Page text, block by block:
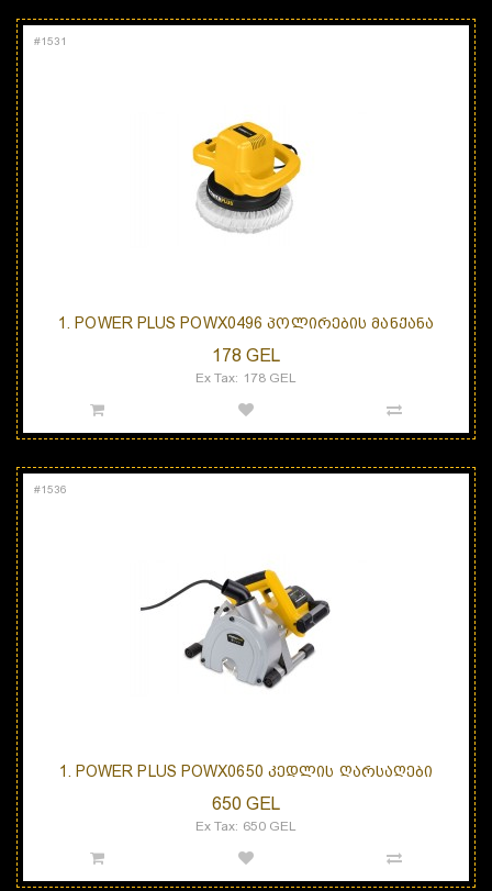
#1531
1. POWER PLUS POWX0496 ᲞᲝᲚᲘᲠᲔᲑᲘᲡ ᲛᲐᲜᲥᲐᲜᲐ
178 GEL
Ex Tax: 178 GEL
#1536
1. POWER PLUS POWX0650 ᲙᲔᲓᲚᲘᲡ ᲦᲐᲠᲡᲐᲦᲔᲑᲘ
650 GEL
Ex Tax: 650 GEL